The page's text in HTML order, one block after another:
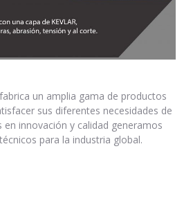
un amplia gama de productos
sus diferentes necesidades de
innovación y calidad generamos
para la industria global.